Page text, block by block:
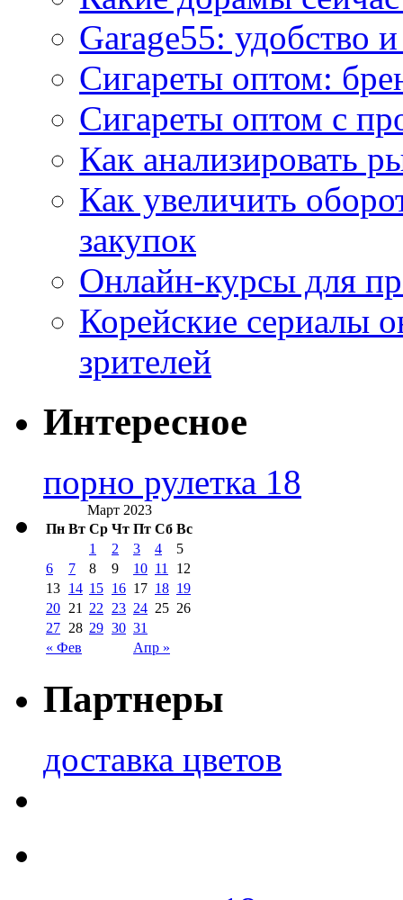
Garage55: удобство
Сигареты оптом:
Сигареты оптом с
Как анализировать
Как увеличить
закупок
Онлайн-курсы для
Корейские сериалы
зрителей
Интересное
порно рулетка 18
Март 2023
Пн Вт Ср Чт Пт Сб Вс
« Фев Апр »
1 2 3 4
5
6
7 8 9 10 11
12
13 14 15 16 17 18 19
20 21 22 23 24 25 26
27 28 29 30 31
Партнеры
доставка цветов